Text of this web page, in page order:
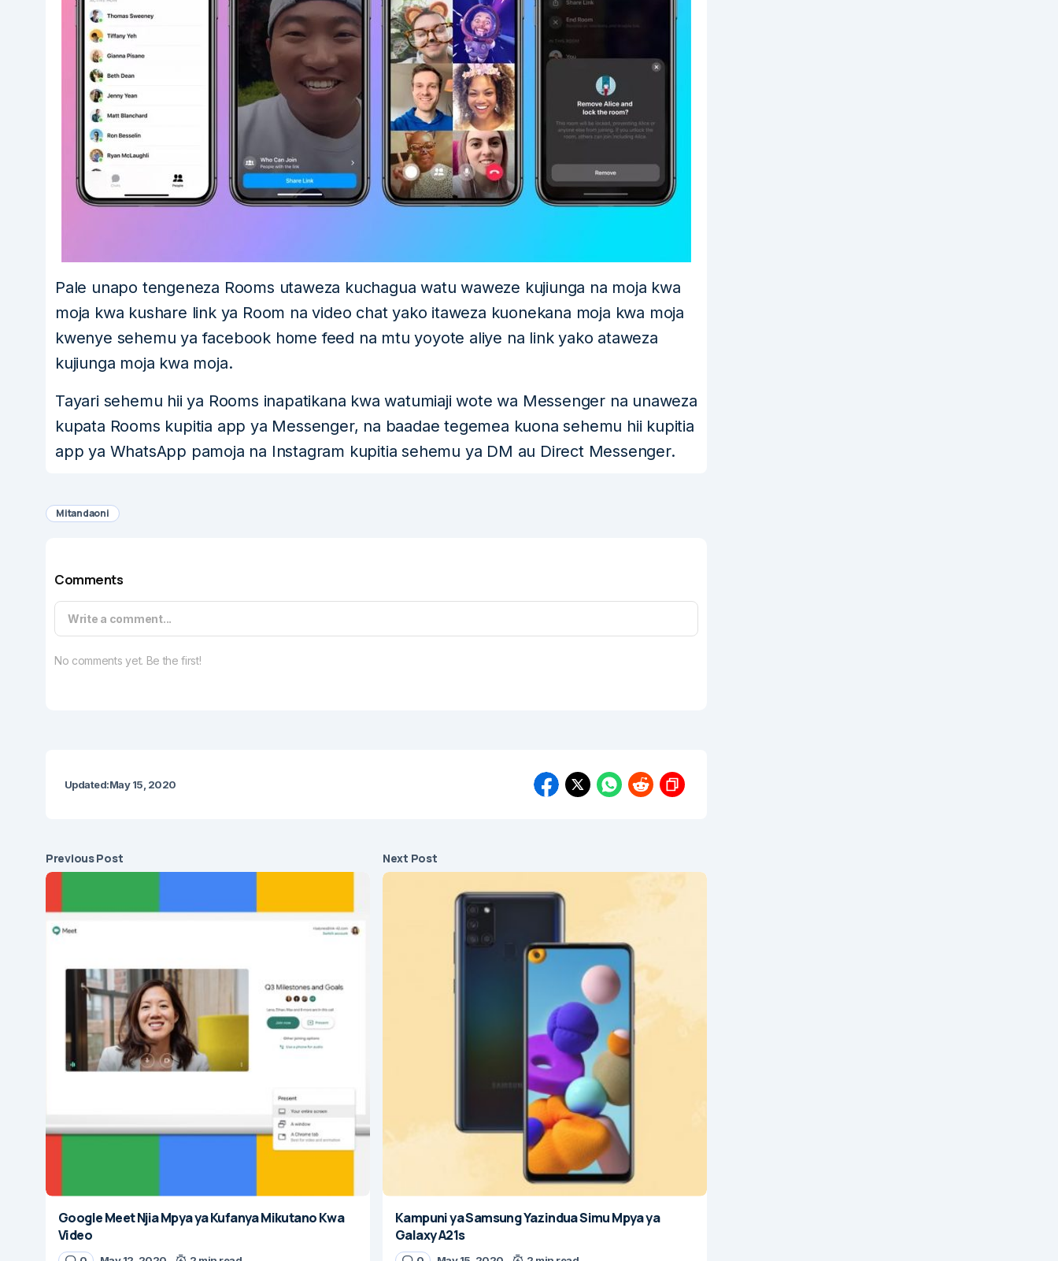
Pale unapo tengeneza Rooms utaweza kuchagua watu waweze kujiunga na moja kwa
moja kwa kushare link ya Room na video chat yako itaweza kuonekana moja kwa moja
kwenye sehemu ya facebook home feed na mtu yoyote aliye na link yako ataweza
kujiunga moja kwa moja.
Tayari sehemu hii ya Rooms inapatikana kwa watumiaji wote wa Messenger na unaweza
kupata Rooms kupitia app ya Messenger, na baadae tegemea kuona sehemu hii kupitia
app ya WhatsApp pamoja na Instagram kupitia sehemu ya DM au Direct Messenger.
Mitandaoni
Comments
Write a comment...
No comments yet. Be the first!
Updated:May 15, 2020
Previous Post
Google Meet Njia Mpya ya Kufanya Mikutano Kwa
Video
Next Post
Kampuni ya Samsung Yazindua Simu Mpya ya
Galaxy A21s